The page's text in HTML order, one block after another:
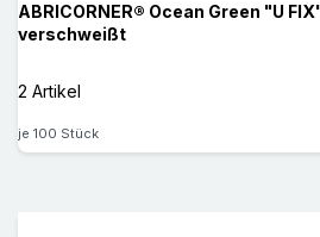
ABRICORNER® Ocean Green "U
verschweißt
2 Artikel
je 100 Stück